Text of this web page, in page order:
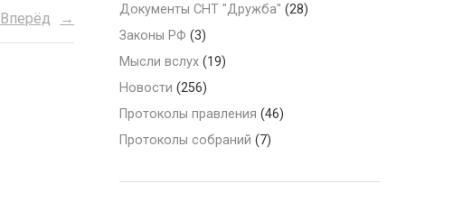
Вперёд
Документы СНТ "Дружба" (28)
Законы РФ (3)
Мысли вслух (19)
Новости (256)
Протоколы правления (46)
Протоколы собраний (7)